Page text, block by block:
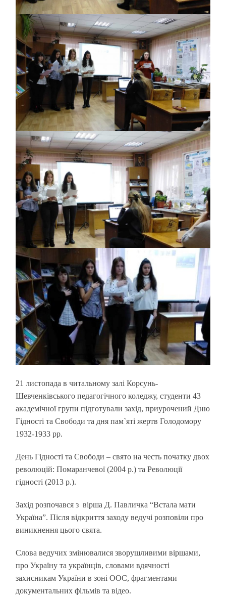
21 листопада в читальному залі Корсунь-
Шевченківського педагогічного коледжу, студенти 43
академічної групи підготували захід, приурочений Дню
Гідності та Свободи та дня пам`яті жертв Голодомору
1932-1933 рр.
День Гідності та Свободи – свято на честь початку двох
революцій: Помаранчевої (2004 р.) та Революції
гідності (2013 р.).
Захід розпочався з вірша Д. Павличка “Встала мати
Україна”. Після відкриття заходу ведучі розповіли про
виникнення цього свята.
Слова ведучих змінювалися зворушливими віршами,
про Україну та українців, словами вдячності
захисникам України в зоні ООС, фрагментами
документальних фільмів та відео.